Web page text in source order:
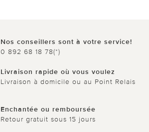
Nos conseillers sont à votre service!
0 892 68 18 78(*)
Livraison rapide où vous voulez
Livraison à domicile ou au Point Relais
Enchantée ou remboursée
Retour gratuit sous 15 jours